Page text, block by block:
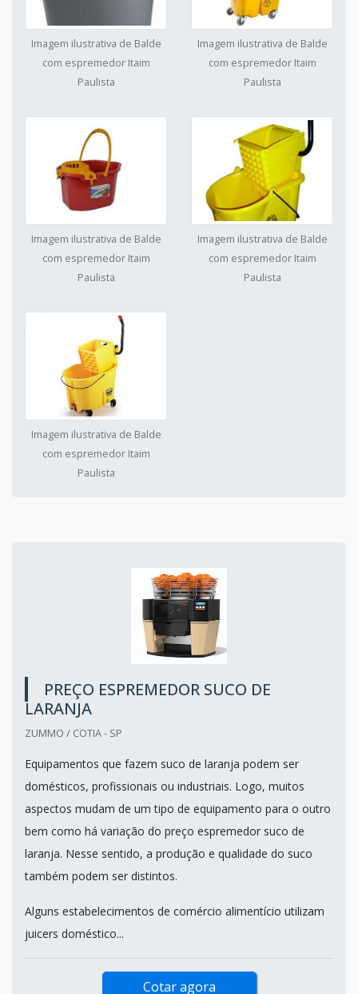
Imagem ilustrativa de Balde
com espremedor Itaim
Paulista
Imagem ilustrativa de Balde
com espremedor Itaim
Paulista
Imagem ilustrativa de Balde
com espremedor Itaim
Paulista
Imagem ilustrativa de Balde
com espremedor Itaim
Paulista
Imagem ilustrativa de Balde
com espremedor Itaim
Paulista
PREÇO ESPREMEDOR SUCO DE
LARANJA
ZUMMO / COTIA - SP
Equipamentos que fazem suco de laranja podem ser
domésticos, profissionais ou industriais. Logo, muitos
aspectos mudam de um tipo de equipamento para o outro
bem como há variação do preço espremedor suco de
laranja. Nesse sentido, a produção e qualidade do suco
também podem ser distintos.
Alguns estabelecimentos de comércio alimentício utilizam
juicers doméstico...
Cotar agora